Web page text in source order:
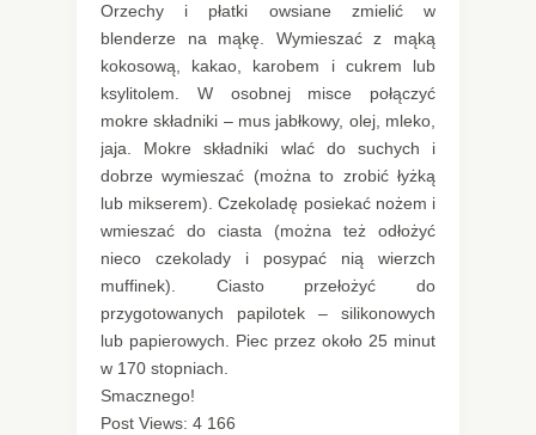
Orzechy i płatki owsiane zmielić w
blenderze na mąkę. Wymieszać z mąką
kokosową, kakao, karobem i cukrem lub
ksylitolem. W osobnej misce połączyć
mokre składniki – mus jabłkowy, olej, mleko,
jaja. Mokre składniki wlać do suchych i
dobrze wymieszać (można to zrobić łyżką
lub mikserem). Czekoladę posiekać nożem i
wmieszać do ciasta (można też odłożyć
nieco czekolady i posypać nią wierzch
muffinek). Ciasto przełożyć do
przygotowanych papilotek – silikonowych
lub papierowych. Piec przez około 25 minut
w 170 stopniach.
Smacznego!
Post Views: 4 166